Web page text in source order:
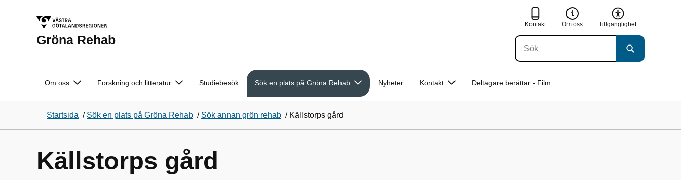
Gröna Rehab
Kontakt Om oss Tillgänglighet
Om oss Forskning och litteratur Studiebesök Sök en plats på Gröna Rehab Nyheter Kontakt Deltagare berättar - Film
Startsida / Sök en plats på Gröna Rehab / Sök annan grön rehab / Källstorps gård
Källstorps gård